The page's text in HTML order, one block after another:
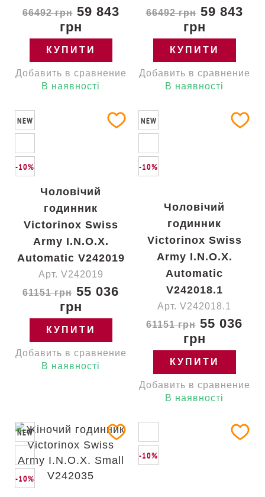
66492 грн59 843
грн
КУПИТИ
Добавить в сравнение
В наявності
66492 грн59 843
грн
КУПИТИ
Добавить в сравнение
В наявності
NEW
-10%
Чоловічий
годинник
Victorinox Swiss
Army I.N.O.X.
Automatic V242019
Арт. V242019
61151 грн 55 036
грн
КУПИТИ
Добавить в сравнение
В наявності
NEW
-10%
Чоловічий
годинник
Victorinox Swiss
Army I.N.O.X.
Automatic
V242018.1
Арт. V242018.1
61151 грн 55 036
грн
КУПИТИ
Добавить в сравнение
В наявності
NEW
-10%
-10%